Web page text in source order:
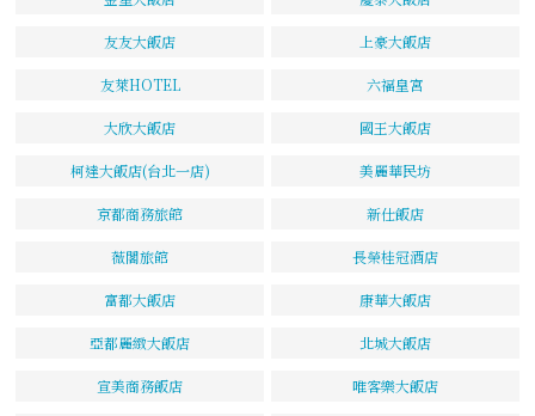
友友大飯店 上豪大飯店
友萊HOTEL 六福皇宮
大欣大飯店 國王大飯店
柯達大飯店(台北一店) 美麗華民坊
京都商務旅館 新仕飯店
薇閣旅館 長榮桂冠酒店
富都大飯店 康華大飯店
亞都麗緻大飯店 北城大飯店
宣美商務飯店 唯客樂大飯店